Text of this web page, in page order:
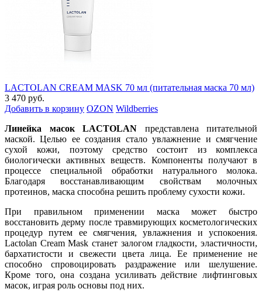
LACTOLAN CREAM MASK 70 мл (питательная маска 70 мл)
3 470 руб.
Добавить в корзину OZON Wildberries
Линейка масок LACTOLAN представлена питательной
маской. Целью ее создания стало увлажнение и смягчение
сухой кожи, поэтому средство состоит из комплекса
биологически активных веществ. Компоненты получают в
процессе специальной обработки натурального молока.
Благодаря восстанавливающим свойствам молочных
протеинов, маска способна решить проблему сухости кожи.
При правильном применении маска может быстро
восстановить дерму после травмирующих косметологических
процедур путем ее смягчения, увлажнения и успокоения.
Lactolan Cream Mask станет залогом гладкости, эластичности,
бархатистости и свежести цвета лица. Ее применение не
способно спровоцировать раздражение или шелушение.
Кроме того, она создана усиливать действие лифтинговых
масок, играя роль основы под них.